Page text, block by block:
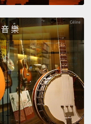
your coffee.
那是我們用在廁所的
不要喝你的咖啡就讓
I wouldn't drink the
the tubes where the
that. So, if you
我不會喝機上的咖啡
音 樂